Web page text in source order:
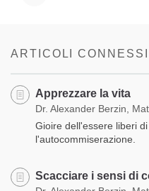
ARTICOLI CONNESSI
Apprezzare la vita
Dr. Alexander Berzin,
Gioire dell'essere liberi
l'autocommiserazione.
Scacciare i sensi di